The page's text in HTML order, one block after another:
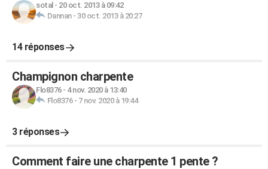
sotal - 20 oct. 2013 à 09:42
Dannan- 30 oct. 2013 à 20:27
14 réponses
Champignon charpente
Flo8376- 4 nov. 2020 à 13:40
Flo8376- 7 nov. 2020 à 19:44
3 réponses
Comment faire une charpente 1 pente ?